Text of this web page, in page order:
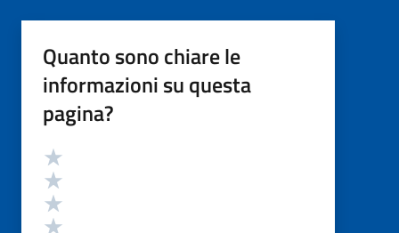
Quanto sono chiare le
informazioni su questa
pagina?
Valutazione